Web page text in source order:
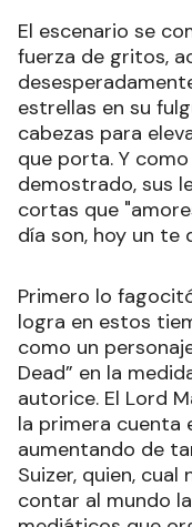
El escenario se
fuerza de gritos,
estrellas en su
cabezas para
que porta. Y
demostrado, sus
cortas que
día son, hoy un te
Primero lo
logra en estos
como un
Dead” en la
autorice. El Lord
la primera cuenta
aumentando de
Suizer, quien, cual
contar al mundo